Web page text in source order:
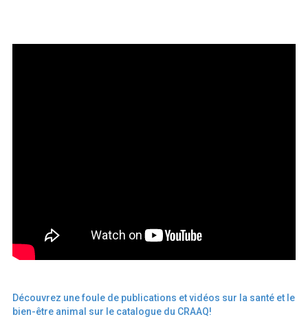
Découvrez une foule de publications et vidéos sur la santé et le
bien-être animal sur le catalogue du CRAAQ!